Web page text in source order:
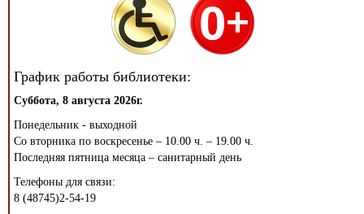
График работы библиотеки:
Суббота, 8 августа 2026г.
Понедельник - выходной
Со вторника по воскресенье – 10.00 ч. – 19.00 ч.
Последняя пятница месяца – санитарный день
Телефоны для связи:
8 (48745)2-54-19